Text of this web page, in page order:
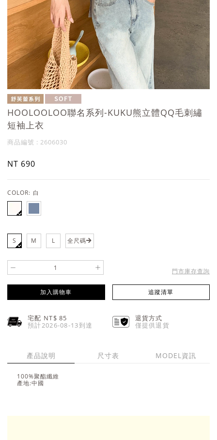
HOOLOOLOO聯名系列-KUKU熊立體QQ毛刺繡
短袖上衣
商品編號 : 2606030
NT 690
COLOR: 白
S M L 全尺碼
- + 門市庫存查詢
加入購物車 追蹤清單
宅配 NT$85
預計2026-08-13到達
退貨方式
僅提供退貨
產品說明 尺寸表 MODEL資訊
100%聚酯纖維
產地:中國